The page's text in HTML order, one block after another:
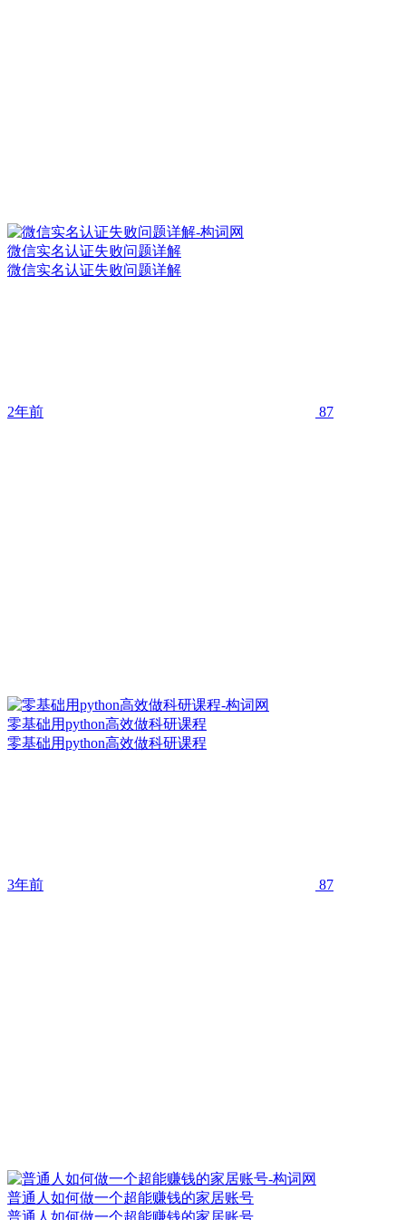
微信实名认证失败问题详解
微信实名认证失败问题详解
2年前 87
零基础用python高效做科研课程
零基础用python高效做科研课程
3年前 87
普通人如何做一个超能赚钱的家居账号
普通人如何做一个超能赚钱的家居账号